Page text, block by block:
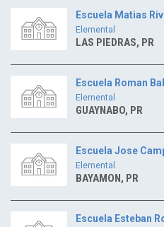
Escuela Matias
Elemental
LAS PIEDRAS, PR
Escuela Roman
Elemental
GUAYNABO, PR
Escuela Jose
Elemental
BAYAMON, PR
Escuela Esteban